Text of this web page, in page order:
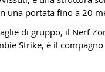
una portata fino a 20
di gruppo, il Nerf
Strike, è il